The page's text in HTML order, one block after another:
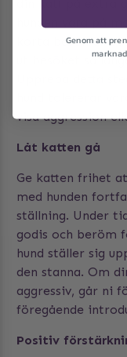
din katt på extra
hunden vara på
korta besök är
ut besöket så
hund tolererar
visa aggression
Låt katten gå
Ge katten frihet
med hunden
ställning. Under
godis och beröm
hund ställer sig
den stanna. Om
aggressiv, går ni
föregående
Positiv
Genom att